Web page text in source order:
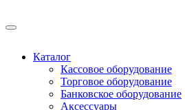
Каталог
Кассовое оборудование
Торговое оборудование
Банковское оборудование
Аксессуары